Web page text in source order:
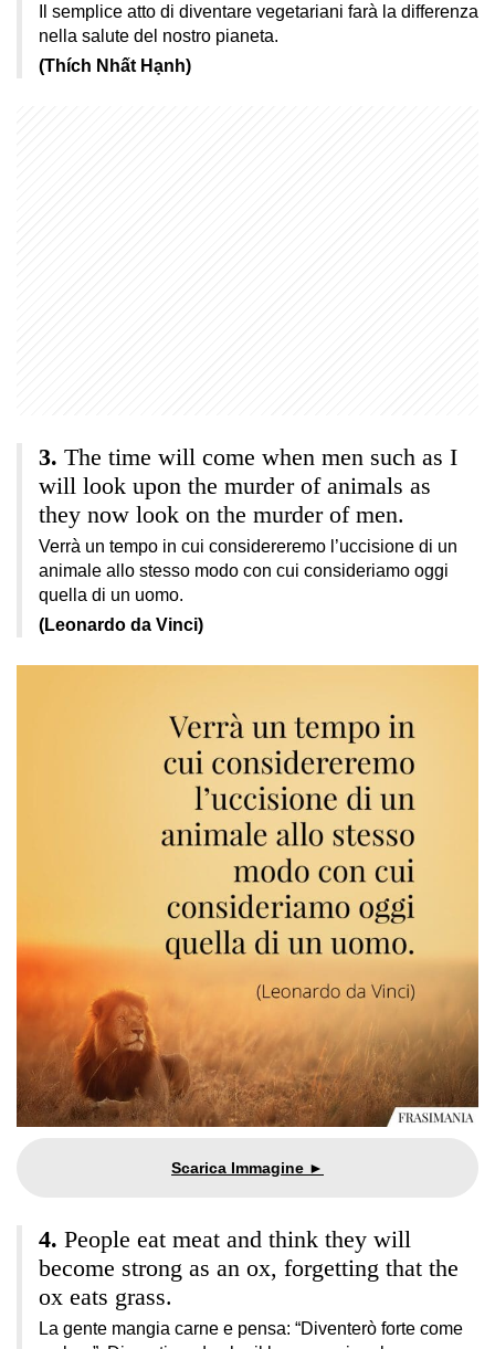
Il semplice atto di diventare vegetariani farà la differenza
nella salute del nostro pianeta.
(Thích Nhất Hạnh)
The time will come when men such as I
will look upon the murder of animals as
they now look on the murder of men.
Verrà un tempo in cui considereremo l’uccisione di un
animale allo stesso modo con cui consideriamo oggi
quella di un uomo.
(Leonardo da Vinci)
People eat meat and think they will
become strong as an ox, forgetting that the
ox eats grass.
La gente mangia carne e pensa: “Diventerò forte come